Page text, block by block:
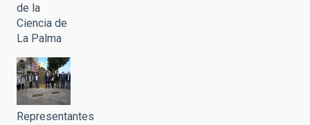
de la
Ciencia de
La Palma
Representantes